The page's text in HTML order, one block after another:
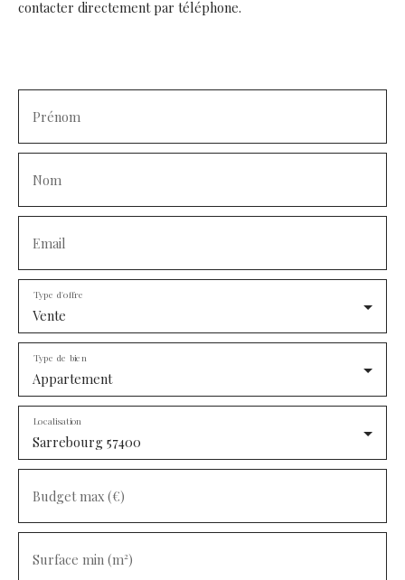
contacter directement par téléphone.
Prénom
Nom
Email
Vente
Type d'offre
Appartement
Type de bien
Sarrebourg 57400
Localisation
Budget max (€)
Surface min (m²)